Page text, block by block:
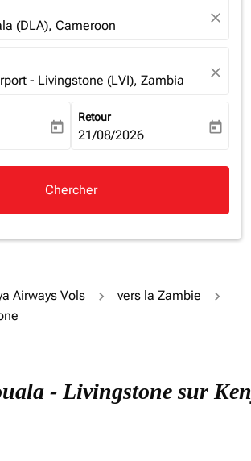
(DLA), Cameroon close
- Livingstone (LVI), Zambia close
date-aria-label
today
Retour
fc-booking-return-date-aria-
21/08/2026 today
Chercher
Airways Vols
vers la Zambie
- Livingstone sur
à jour votre itinéraire (origine et/